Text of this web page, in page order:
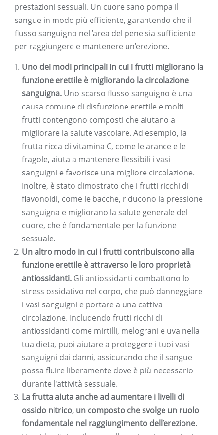
prestazioni sessuali. Un cuore sano pompa il
sangue in modo più efficiente, garantendo che il
flusso sanguigno nell’area del pene sia sufficiente
per raggiungere e mantenere un’erezione.
Uno dei modi principali in cui i frutti migliorano la
funzione erettile è migliorando la circolazione
sanguigna. Uno scarso flusso sanguigno è una
causa comune di disfunzione erettile e molti
frutti contengono composti che aiutano a
migliorare la salute vascolare. Ad esempio, la
frutta ricca di vitamina C, come le arance e le
fragole, aiuta a mantenere flessibili i vasi
sanguigni e favorisce una migliore circolazione.
Inoltre, è stato dimostrato che i frutti ricchi di
flavonoidi, come le bacche, riducono la pressione
sanguigna e migliorano la salute generale del
cuore, che è fondamentale per la funzione
sessuale.
Un altro modo in cui i frutti contribuiscono alla
funzione erettile è attraverso le loro proprietà
antiossidanti. Gli antiossidanti combattono lo
stress ossidativo nel corpo, che può danneggiare
i vasi sanguigni e portare a una cattiva
circolazione. Includendo frutti ricchi di
antiossidanti come mirtilli, melograni e uva nella
tua dieta, puoi aiutare a proteggere i tuoi vasi
sanguigni dai danni, assicurando che il sangue
possa fluire liberamente dove è più necessario
durante l'attività sessuale.
La frutta aiuta anche ad aumentare i livelli di
ossido nitrico, un composto che svolge un ruolo
fondamentale nel raggiungimento dell’erezione.